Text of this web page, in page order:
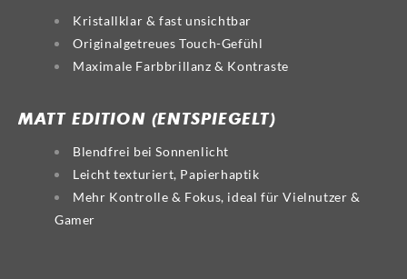
Kristallklar & fast unsichtbar
Originalgetreues Touch-Gefühl
Maximale Farbbrillanz & Kontraste
MATT EDITION (ENTSPIEGELT)
Blendfrei bei Sonnenlicht
Leicht texturiert, Papierhaptik
Mehr Kontrolle & Fokus, ideal für Vielnutzer &
Gamer